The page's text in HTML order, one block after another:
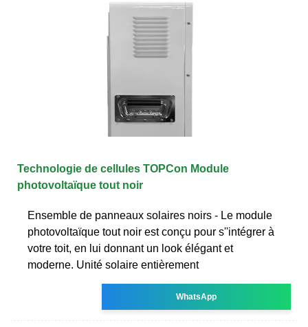
Technologie de cellules TOPCon Module
photovoltaïque tout noir
Ensemble de panneaux solaires noirs - Le module
photovoltaïque tout noir est conçu pour s''intégrer à
votre toit, en lui donnant un look élégant et
moderne. Unité solaire entièrement
WhatsApp